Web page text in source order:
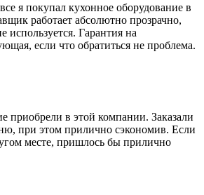
я покупал кухонное оборудование в
работает абсолютно прозрачно,
используется. Гарантия на
если что обратиться не проблема.
приобрели в этой компании. Заказали
при этом прилично сэкономив. Если
месте, пришлось бы прилично